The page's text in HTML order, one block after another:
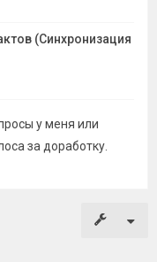
(Синхронизация
у меня или
за доработку.